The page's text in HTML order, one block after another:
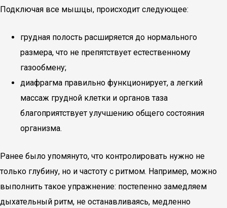
Подключая все мышцы, происходит следующее:
грудная полость расширяется до нормального
размера, что не препятствует естественному
газообмену;
диафрагма правильно функционирует, а легкий
массаж грудной клетки и органов таза
благоприятствует улучшению общего состояния
организма.
Ранее было упомянуто, что контролировать нужно не
только глубину, но и частоту с ритмом. Например, можно
выполнить такое упражнение: постепенно замедляем
дыхательный ритм, не останавливаясь, медленно